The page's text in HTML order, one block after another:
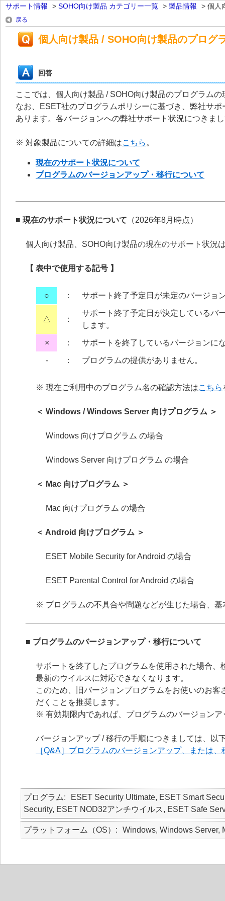
サポート情報 > SOHO向け製品 カテゴリー一覧 > 製品情報 > 個人
戻る
個人向け製品 / SOHO向け製品のプログ
回答
ここでは、個人向け製品 / SOHO向け製品のプログラム
なお、ESET社のプログラムポリシーに基づき、弊社サ
あります。各バージョンへの弊社サポート状況につきま
※ 対象製品についての詳細はこちら 。
現在のサポート状況について
プログラムのバージョンアップ・移行について
■ 現在のサポート状況について （2026年8月時点）
個人向け製品、SOHO向け製品の現在のサポート状況
【 表中で使用する記号 】
○ ： サポート終了予定日が未定のバージョ
△ ：
サポート終了予定日が決定しているバ
します。
× ： サポートを終了しているバージョンに
‐ ： プログラムの提供がありません。
※ 現在ご利用中のプログラム名の確認方法はこちら
＜ Windows / Windows Server 向けプログラム ＞
Windows 向けプログラム の場合
Windows Server 向けプログラム の場合
＜ Mac 向けプログラム ＞
Mac 向けプログラム の場合
＜ Android 向けプログラム ＞
ESET Mobile Security for Android の場合
ESET Parental Control for Android の場合
※ プログラムの不具合や問題などが生じた場合、
■ プログラムのバージョンアップ・移行について
サポートを終了したプログラムを使用された場合
最新のウイルスに対応できなくなります。
このため、旧バージョンプログラムをお使いのお
だくことを推奨します。
※ 有効期限内であれば、プログラムのバージョン
バージョンアップ / 移行の手順につきましては、以
［Q&A］プログラムのバージョンアップ、または、
プログラム
ESET Security Ultimate, ESET Smart
Security, ESET NOD32アンチウイルス, ESET Safe
プラットフォーム（OS） Windows, Windows Server,